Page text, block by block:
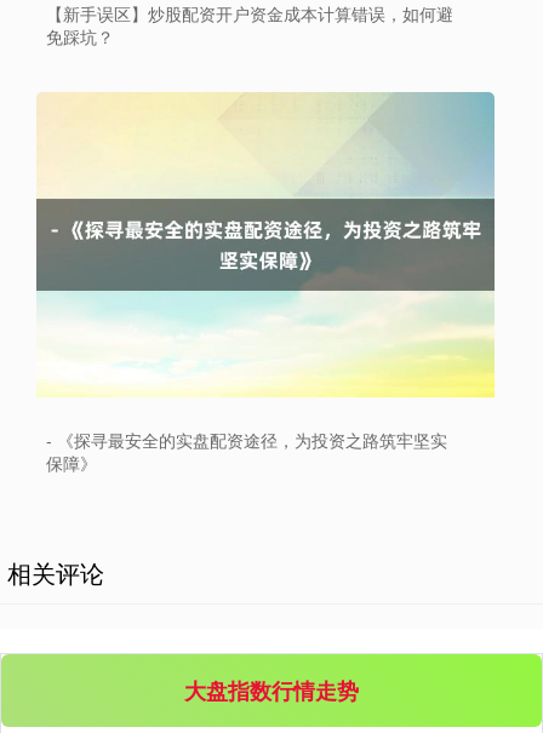
【新手误区】炒股配资开户资金成本计算错误，如何避
免踩坑？
- 《探寻最安全的实盘配资途径，为投资之路筑牢坚实
保障》
相关评论
大盘指数行情走势
创业板指 -23.68 -0.67%